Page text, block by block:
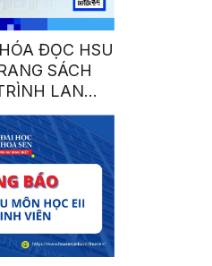
ĐỌC HSU
SÁCH
LAN